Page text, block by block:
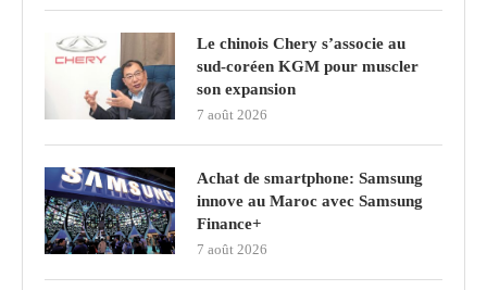
Le chinois Chery s’associe au
sud‑coréen KGM pour muscler
son expansion
7 août 2026
Achat de smartphone: Samsung
innove au Maroc avec Samsung
Finance+
7 août 2026